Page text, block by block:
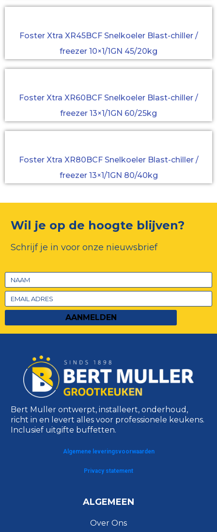
Foster Xtra XR45BCF Snelkoeler Blast-chiller /
freezer 10×1/1GN 45/20kg
Foster Xtra XR60BCF Snelkoeler Blast-chiller /
freezer 13×1/1GN 60/25kg
Foster Xtra XR80BCF Snelkoeler Blast-chiller /
freezer 13×1/1GN 80/40kg
Wil je op de hoogte blijven?
Schrijf je in voor onze nieuwsbrief
AANMELDEN
Bert Muller ontwerpt, installeert, onderhoud,
richt in en levert alles voor professionele keukens.
Inclusief uitgifte buffetten.
Algemene leveringsvoorwaarden
Privacy statement
ALGEMEEN
Over Ons